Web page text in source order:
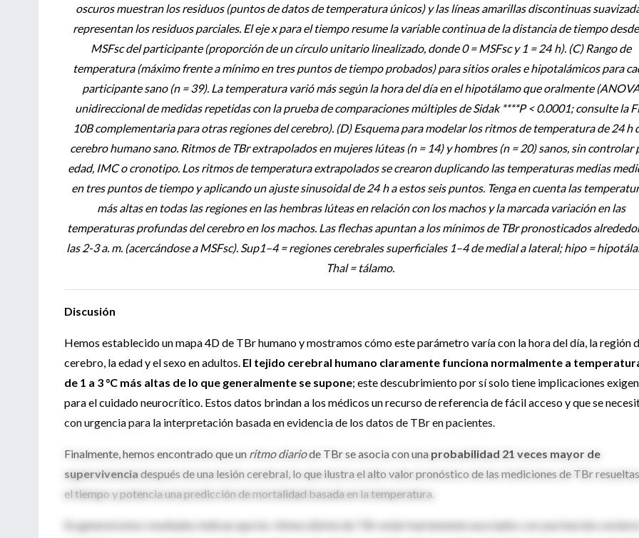
oscuros muestran los residuos (puntos de datos de temperatura únicos) y las líneas amarillas discontinuas
representan los residuos parciales. El eje x para el tiempo resume la variable continua de la distancia de tiempo
MSFsc del participante (proporción de un círculo unitario linealizado, donde 0 = MSFsc y 1 = 24 h). (C) Rango de
temperatura (máximo frente a mínimo en tres puntos de tiempo probados) para sitios orales e hipotalámicos para
participante sano (n = 39). La temperatura varió más según la hora del día en el hipotálamo que oralmente
unidireccional de medidas repetidas con la prueba de comparaciones múltiples de Sidak ****P < 0.0001; consulte la
10B complementaria para otras regiones del cerebro). (D) Esquema para modelar los ritmos de temperatura de 24 h
cerebro humano sano. Ritmos de TBr extrapolados en mujeres lúteas (n = 14) y hombres (n = 20) sanos, sin controlar
edad, IMC o cronotipo. Los ritmos de temperatura extrapolados se crearon duplicando las temperaturas medias
en tres puntos de tiempo y aplicando un ajuste sinusoidal de 24 h a estos seis puntos. Tenga en cuenta las
más altas en todas las regiones en las hembras lúteas en relación con los machos y la marcada variación en las
temperaturas profundas del cerebro en los machos. Las flechas apuntan a los mínimos de TBr pronosticados
las 2-3 a. m. (acercándose a MSFsc). Sup1–4 = regiones cerebrales superficiales 1–4 de medial a lateral; hipo =
Thal = tálamo.
Discusión
Hemos establecido un mapa 4D de TBr humano y mostramos cómo este parámetro varía con la hora del día, la región
cerebro, la edad y el sexo en adultos. El tejido cerebral humano claramente funciona normalmente a
de 1 a 3 °C más altas de lo que generalmente se supone; este descubrimiento por sí solo tiene implicaciones
para el cuidado neurocrítico. Estos datos brindan a los médicos un recurso de referencia de fácil acceso y que se
con urgencia para la interpretación basada en evidencia de los datos de TBr en pacientes.
Finalmente, hemos encontrado que un ritmo diariode TBr se asocia con una probabilidad 21 veces mayor de
supervivencia después de una lesión cerebral, lo que ilustra el alto valor pronóstico de las mediciones de TBr
el tiempo y potencia una predicción de mortalidad basada en la temperatura.
En general estos resultados indican que los ritmos diariosde TBr están fuertemente asociados con una función cerebral